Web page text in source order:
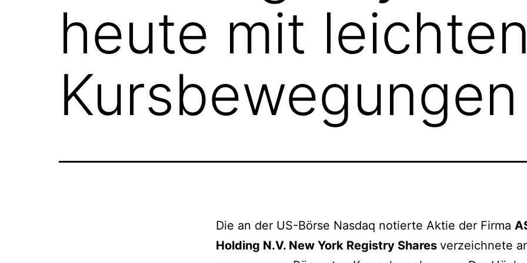
heute mit leichten
Kursbewegungen
Die an der US-Börse Nasdaq notierte Aktie der Firma
Holding N.V. New York Registry Shares verzeichnete